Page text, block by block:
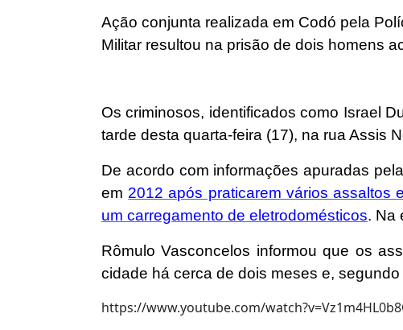
Ação conjunta realizada em Codó pela
Militar resultou na prisão de dois homens
Os criminosos, identificados como Israel
tarde desta quarta-feira (17), na rua Assis
De acordo com informações apuradas
em 2012 após praticarem vários assaltos
um carregamento de eletrodomésticos. Na
Rômulo Vasconcelos informou que os
cidade há cerca de dois meses e,
https://www.youtube.com/